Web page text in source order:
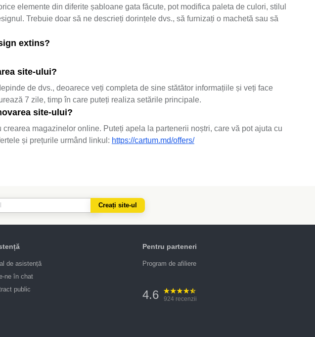
elemente din diferite șabloane gata făcute, pot modifica paleta de culori, stilul
Trebuie doar să ne descrieți dorințele dvs., să furnizați o machetă sau să
extins?
site-ului?
de dvs., deoarece veți completa de sine stătător informațiile și veți face
7 zile, timp în care puteți realiza setările principale.
site-ului?
crearea magazinelor online. Puteți apela la partenerii noștri, care vă pot ajuta cu
și prețurile urmând linkul: https://cartum.md/offers/
Creați site-ul
de asistență
ne în chat
public
Pentru parteneri
Program de afiliere
4.6 924 recenzii